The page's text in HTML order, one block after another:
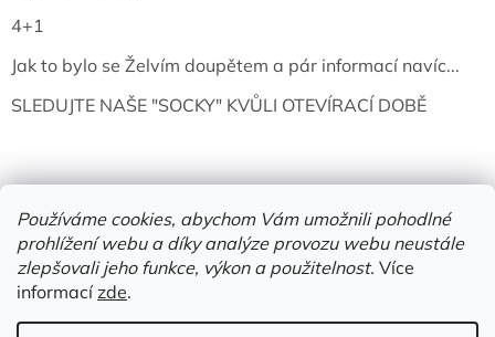
Používáme cookies, abychom Vám umožnili pohodlné
prohlížení webu a díky analýze provozu webu neustále
zlepšovali jeho funkce, výkon a použitelnost. Více
informacízde.
4+1
Jak to bylo se Želvím doupětem a pár informací navíc...
SLEDUJTE NAŠE "SOCKY" KVŮLI OTEVÍRACÍ DOBĚ
Vytvořil Shoptet